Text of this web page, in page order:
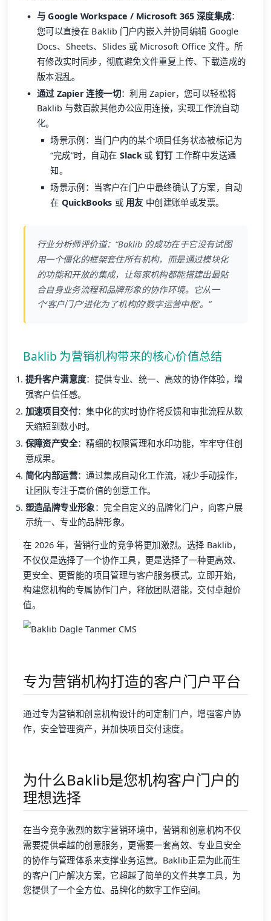
与 Google Workspace / Microsoft 365 深度集成：
您可以直接在 Baklib 门户内嵌入并协同编辑 Google
Docs、Sheets、Slides 或 Microsoft Office 文件。所
有修改实时同步，彻底避免文件重复上传、下载造成的
版本混乱。
通过 Zapier 连接一切：利用 Zapier，您可以轻松将
Baklib 与数百款其他办公应用连接，实现工作流自动
化。
场景示例：当门户内的某个项目任务状态被标记为
“完成”时，自动在 Slack或 钉钉工作群中发送通
知。
场景示例：当客户在门户中最终确认了方案，自动
在 QuickBooks 或 用友 中创建账单或发票。
行业分析师评价道：“Baklib 的成功在于它没有试图
用一个僵化的框架套住所有机构，而是通过模块化
的功能和开放的集成，让每家机构都能搭建出最贴
合自身业务流程和品牌形象的协作环境。它从一
个‘客户门户’进化为了机构的‘数字运营中枢’。”
Baklib 为营销机构带来的核心价值总结
提升客户满意度：提供专业、统一、高效的协作体验，增
强客户信任感。
加速项目交付：集中化的实时协作将反馈和审批流程从数
天缩短到数小时。
保障资产安全：精细的权限管理和水印功能，牢牢守住创
意成果。
简化内部运营：通过集成自动化工作流，减少手动操作，
让团队专注于高价值的创意工作。
塑造品牌专业形象 ：完全自定义的品牌化门户，向客户展
示统一、专业的品牌形象。
在 2026 年，营销行业的竞争将更加激烈。选择 Baklib，
不仅仅是选择了一个协作工具，更是选择了一种更高效、
更安全、更智能的项目管理与客户服务模式。立即开始，
构建您机构的专属协作门户，释放团队潜能，交付卓越价
值。
专为营销机构打造的客户门户平台
通过专为营销和创意机构设计的可定制门户，增强客户协
作，安全管理资产，并加快项目交付速度。
为什么Baklib是您机构客户门户的
理想选择
在当今竞争激烈的数字营销环境中，营销和创意机构不仅
需要提供卓越的创意服务，更需要一套高效、专业且安全
的协作与管理体系来支撑业务运营。Baklib正是为此而生
的客户门户解决方案，它超越了简单的文件共享工具，为
您提供了一个全方位、品牌化的数字工作空间。